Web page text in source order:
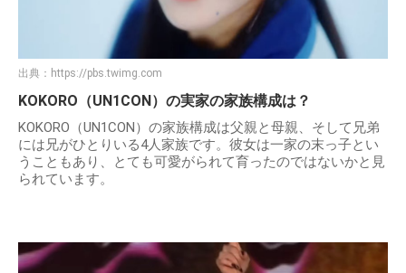
出典： https://pbs.twimg.com
KOKORO（UN1CON）の実家の家族構成は？
KOKORO（UN1CON）の家族構成は父親と母親、そして兄弟
には兄がひとりいる4人家族です。彼女は一家の末っ子とい
うこともあり、とても可愛がられて育ったのではないかと見
られています。